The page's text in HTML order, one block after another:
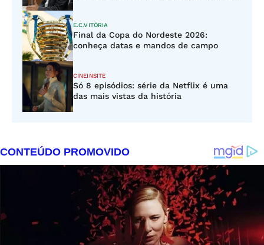
E.C.VITÓRIA
Final da Copa do Nordeste 2026:
conheça datas e mandos de campo
CINEINSITE
Só 8 episódios: série da Netflix é uma
das mais vistas da história